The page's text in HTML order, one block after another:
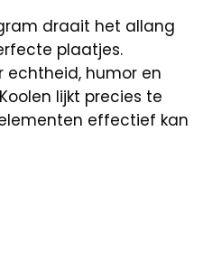
draait het allang
plaatjes.
echtheid, humor en
lijkt precies te
effectief kan